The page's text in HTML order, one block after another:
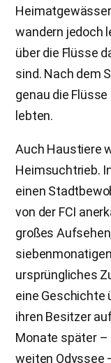
wandern jedoch
über die Flüsse
sind. Nach dem
genau die
lebten.
Auch Haustiere
Heimsuchtrieb.
einen
von der FCI
großes
ursprüngliches
eine Geschichte
ihren Besitzer
Monate später –
weiten Odyssee